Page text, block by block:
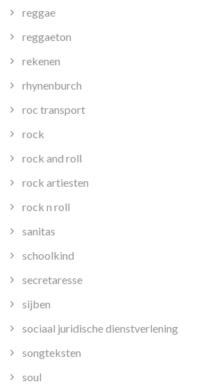
reggae
reggaeton
rekenen
rhynenburch
roc transport
rock
rock and roll
rock artiesten
rock n roll
sanitas
schoolkind
secretaresse
sijben
sociaal juridische dienstverlening
songteksten
soul